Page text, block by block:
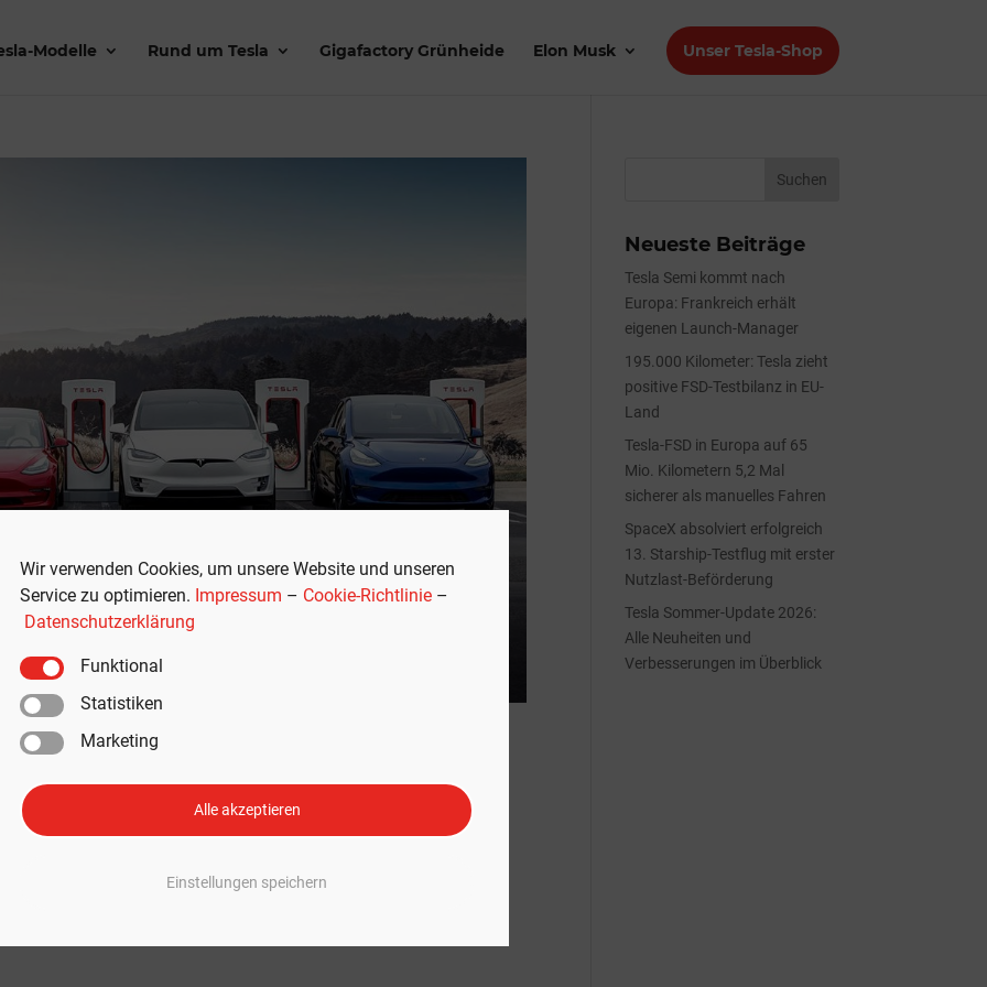
Wir verwenden Cookies, um unsere Website und unseren
Service zu optimieren. Impressum – Cookie-Richtlinie –
Datenschutzerklärung
Funktional
Statistiken
Marketing
Alle akzeptieren
Einstellungen speichern
Modelle Rund um Tesla Gigafactory Grünheide Elon Musk Unser Tesla-Shop
Rekordzahlen und
Tesla sieht „großes Jahr für Elektroautos“ In einem Twitter-Thread
Neueste Beiträge
Tesla Semi kommt nach
Europa: Frankreich erhält
eigenen Launch-Manager
195.000 Kilometer: Tesla zieht
positive FSD-Testbilanz in EU-
Land
Tesla-FSD in Europa auf 65
Mio. Kilometern 5,2 Mal
sicherer als manuelles Fahren
SpaceX absolviert erfolgreich
13. Starship-Testflug mit erster
Nutzlast-Beförderung
Tesla Sommer-Update 2026:
Alle Neuheiten und
Verbesserungen im Überblick